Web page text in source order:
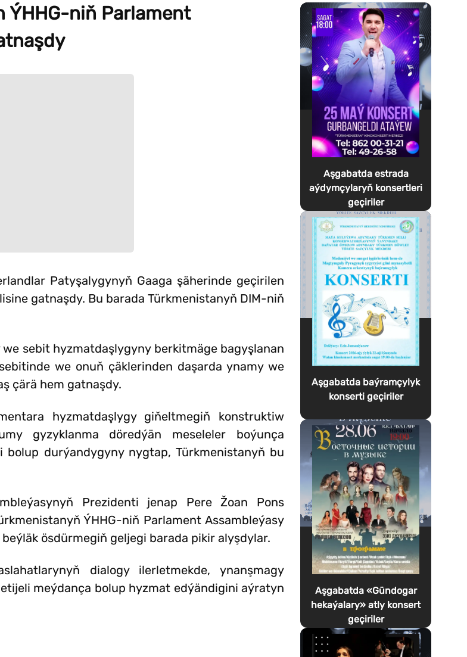
ÝHHG-niň Parlament
Patyşalygynyň Gaaga şäherinde geçirilen
gatnaşdy. Bu barada Türkmenistanyň DIM-niň
sebit hyzmatdaşlygyny berkitmäge bagyşlanan
we onuň çäklerinden daşarda ynamy we
çärä hem gatnaşdy.
hyzmatdaşlygy giňeltmegiň konstruktiw
gyzyklanma döredýän meseleler boýunça
durýandygyny nygtap, Türkmenistanyň bu
Prezidenti jenap Pere Žoan Pons
ÝHHG-niň Parlament Assambleýasy
ösdürmegiň geljegi barada pikir alyşdylar.
dialogy ilerletmekde, ynanşmagy
meýdança bolup hyzmat edýändigini aýratyn
Aşgabatda estrada
aýdymçylaryň konsertleri
geçiriler
Aşgabatda baýramçylyk
konserti geçiriler
Aşgabatda «Gündogar
hekaýalary» atly konsert
geçiriler